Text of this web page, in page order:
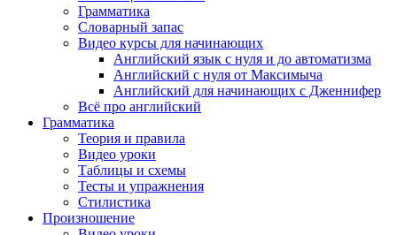
Грамматика
Словарный запас
Видео курсы для начинающих
Английский язык с нуля и до автоматизма
Английский с нуля от Максимыча
Английский для начинающих с Дженнифер
Всё про английский
Грамматика
Теория и правила
Видео уроки
Таблицы и схемы
Тесты и упражнения
Стилистика
Произношение